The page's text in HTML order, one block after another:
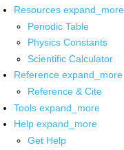
Resources expand_more
Periodic Table
Physics Constants
Scientific Calculator
Reference expand_more
Reference & Cite
Tools expand_more
Help expand_more
Get Help